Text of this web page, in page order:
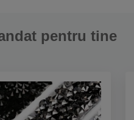
pentru tine